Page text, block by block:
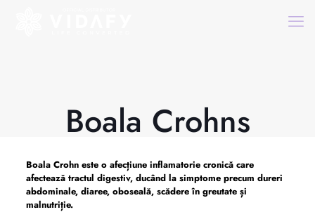
Boala Crohns
Boala Crohn este o afecțiune inflamatorie cronică care
afectează tractul digestiv, ducând la simptome precum dureri
abdominale, diaree, oboseală, scădere în greutate și
malnutriție.